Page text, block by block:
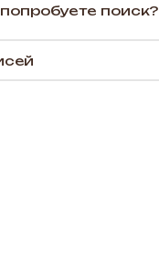
попробуете поиск?